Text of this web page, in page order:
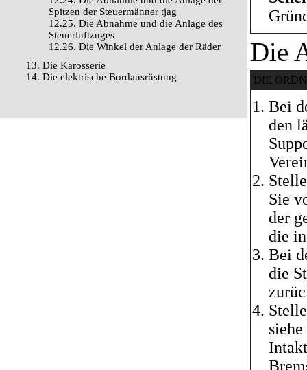
Spitzen der Steuermänner tjag
12.25. Die Abnahme und die Anlage des
Steuerluftzuges
12.26. Die Winkel der Anlage der Räder
13. Die Karosserie
14. Die elektrische Bordausrüstung
Die
DIE
Bei
den
Sie
der
die
Bei
die